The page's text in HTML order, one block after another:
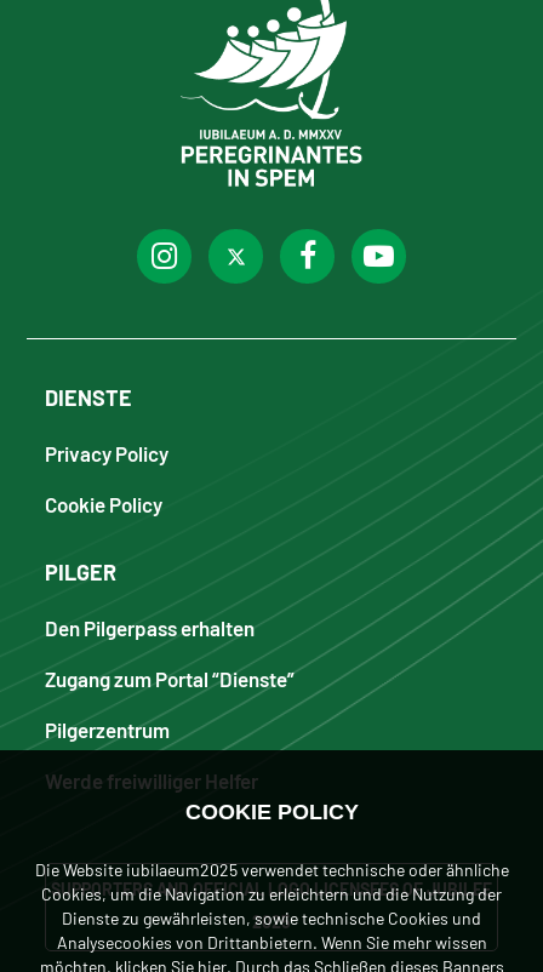
DIENSTE
Privacy Policy
Cookie Policy
PILGER
Den Pilgerpass erhalten
Zugang zum Portal “Dienste”
Pilgerzentrum
Werde freiwilliger Helfer
SUPPORTERS AND OFFICIAL LOGO LICENSEES OF JUBILEE
2025
COOKIE POLICY
Die Website iubilaeum2025 verwendet technische oder ähnliche
Cookies, um die Navigation zu erleichtern und die Nutzung der
Dienste zu gewährleisten, sowie technische Cookies und
Analysecookies von Drittanbietern. Wenn Sie mehr wissen
möchten, klicken Sie hier. Durch das Schließen dieses Banners